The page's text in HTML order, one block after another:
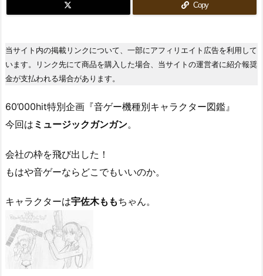
Copy
当サイト内の掲載リンクについて、一部にアフィリエイト広告を利用して
います。リンク先にて商品を購入した場合、当サイトの運営者に紹介報奨
金が支払われる場合があります。
60’000hit特別企画『音ゲー機種別キャラクター図鑑』
今回は ミュージックガンガン。
会社の枠を飛び出した！
もはや音ゲーならどこでもいいのか。
キャラクターは宇佐木ももちゃん。